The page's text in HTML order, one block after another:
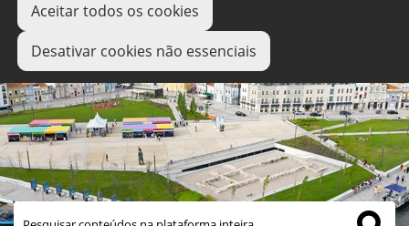
Aceitar todos os cookies
Desativar cookies não essenciais
links úteis